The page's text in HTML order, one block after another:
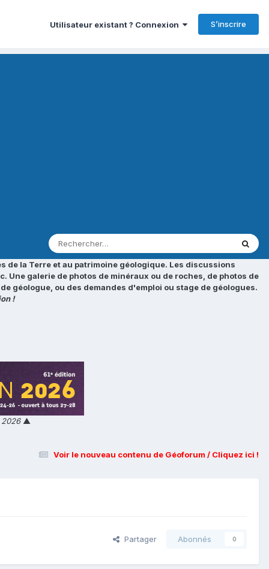
Utilisateur existant ? Connexion S’inscrire
de la Terre et au patrimoine géologique. Les discussions
galerie de photos de minéraux ou de roches, de photos de
géologue, ou des demandes d'emploi ou stage de géologues.
!
▲
Voir le nouveau contenu de Géoforum / Cliquez ici !
Partager Abonnés 0